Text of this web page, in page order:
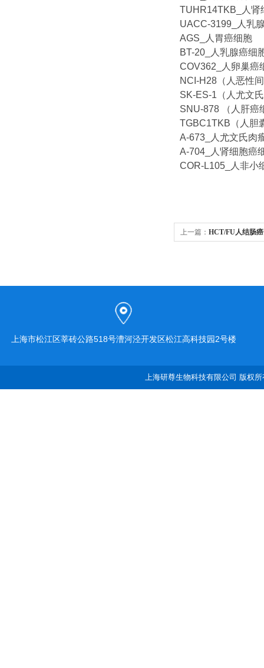
TUHR14TKB_人肾
UACC-3199_人乳
AGS_人胃癌细胞
BT-20_人乳腺癌细
COV362_人卵巢癌
NCI-H28（人恶性
SK-ES-1（人尤文
SNU-878 （人肝癌
TGBC1TKB（人胆
A-673_人尤文氏肉
A-704_人肾细胞癌
COR-L105_人非小
上一篇： HCT/FU人结肠
上海市松江区莘砖公路518号漕河泾开发区松江高科技园2号楼
上海研尊生物科技有限公司 版权